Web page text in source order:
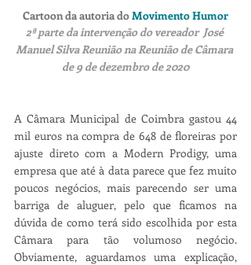
Cartoon da autoria doMovimento Humor
2ª parte da intervenção do vereador  José
Manuel Silva Reunião na Reunião de Câmara
de 9 de dezembro de 2020
A Câmara Municipal de Coimbra gastou 44
mil euros na compra de 648 de floreiras por
ajuste direto com a Modern Prodigy, uma
empresa que até à data parece que fez muito
poucos negócios, mais parecendo ser uma
barriga de aluguer, pelo que ficamos na
dúvida de como terá sido escolhida por esta
Câmara para tão volumoso negócio.
Obviamente, aguardamos uma explicação,